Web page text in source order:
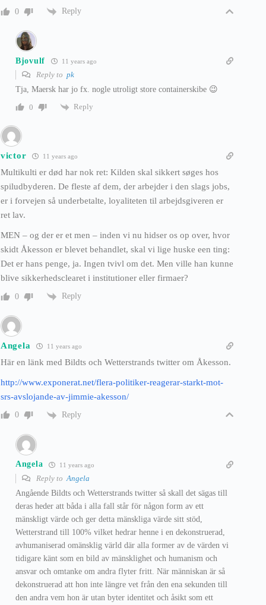
0 Reply
Bjovulf 11 years ago
Reply to pk
Tja, Maersk har jo fx. nogle utroligt store containerskibe 😉
0
Reply
victor 11 years ago
Multikulti er død har nok ret: Kilden skal sikkert søges hos
spiludbyderen. De fleste af dem, der arbejder i den slags jobs,
er i forvejen så underbetalte, loyaliteten til arbejdsgiveren er
ret lav.
MEN – og der er et men – inden vi nu hidser os op over, hvor
skidt Åkesson er blevet behandlet, skal vi lige huske een ting:
Det er hans penge, ja. Ingen tvivl om det. Men ville han kunne
blive sikkerhedsclearet i institutioner eller firmaer?
0 Reply
Angela 11 years ago
Här en länk med Bildts och Wetterstrands twitter om Åkesson.
http://www.exponerat.net/flera-politiker-reagerar-starkt-mot-
srs-avslojande-av-jimmie-akesson/
0 Reply
Angela 11 years ago
Reply to Angela
Angående Bildts och Wetterstrands twitter så skall det sägas till
deras heder att båda i alla fall står för någon form av ett
mänskligt värde och ger detta mänskliga värde sitt stöd,
Wetterstrand till 100% vilket hedrar henne i en dekonstruerad,
avhumaniserad omänsklig värld där alla former av de värden vi
tidigare känt som en bild av mänsklighet och humanism och
ansvar och omtanke om andra flyter fritt. När människan är så
dekonstruerad att hon inte längre vet från den ena sekunden till
den andra vem hon är utan byter identitet och åsikt som ett